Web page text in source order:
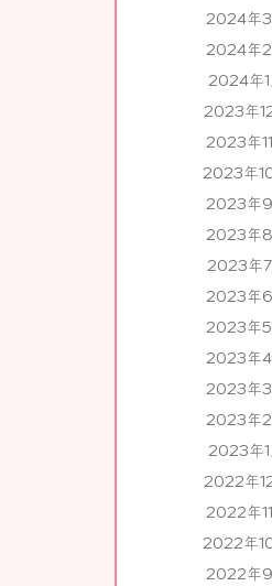
2024年3
2024年2
2024年1
2023年
2023年
2023年
2023年9
2023年8
2023年7
2023年6
2023年5
2023年4
2023年3
2023年2
2023年1
2022年
2022年
2022年
2022年9